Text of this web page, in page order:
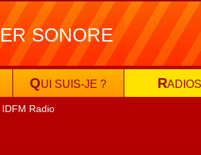
SONORE
QUI SUIS-JE ? RADIOS
IDFM Radio